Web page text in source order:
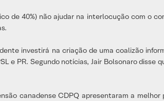
de 40%) não ajudar na interlocução com o
investirá na criação de uma coalizão
e PR. Segundo notícias, Jair Bolsonaro
canadense CDPQ apresentaram a